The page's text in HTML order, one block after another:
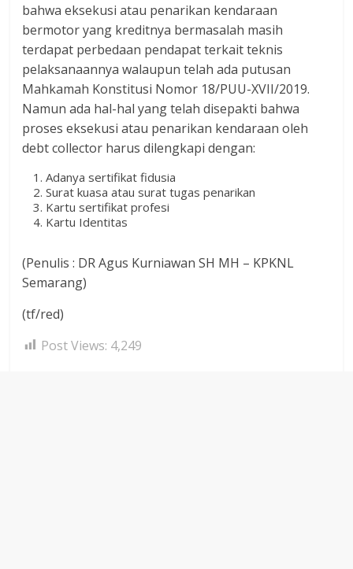
bahwa eksekusi atau penarikan kendaraan
bermotor yang kreditnya bermasalah masih
terdapat perbedaan pendapat terkait teknis
pelaksanaannya walaupun telah ada putusan
Mahkamah Konstitusi Nomor 18/PUU-XVII/2019.
Namun ada hal-hal yang telah disepakti bahwa
proses eksekusi atau penarikan kendaraan oleh
debt collector harus dilengkapi dengan:
Adanya sertifikat fidusia
Surat kuasa atau surat tugas penarikan
Kartu sertifikat profesi
Kartu Identitas
(Penulis : DR Agus Kurniawan SH MH – KPKNL
Semarang)
(tf/red)
Post Views: 4,249